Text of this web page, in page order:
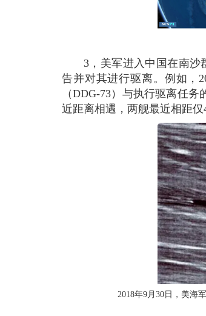
3，美军进入中国在南沙
告并对其进行驱离。例如，
（DDG-73）与执行驱离任
近距离相遇，两舰最近相距仅
2018年9月30日，美海